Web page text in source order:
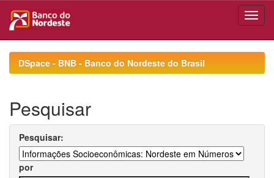
navigationDSpace - BNB - Banco do Nordeste do Brasil
Pesquisar
Pesquisar:
por